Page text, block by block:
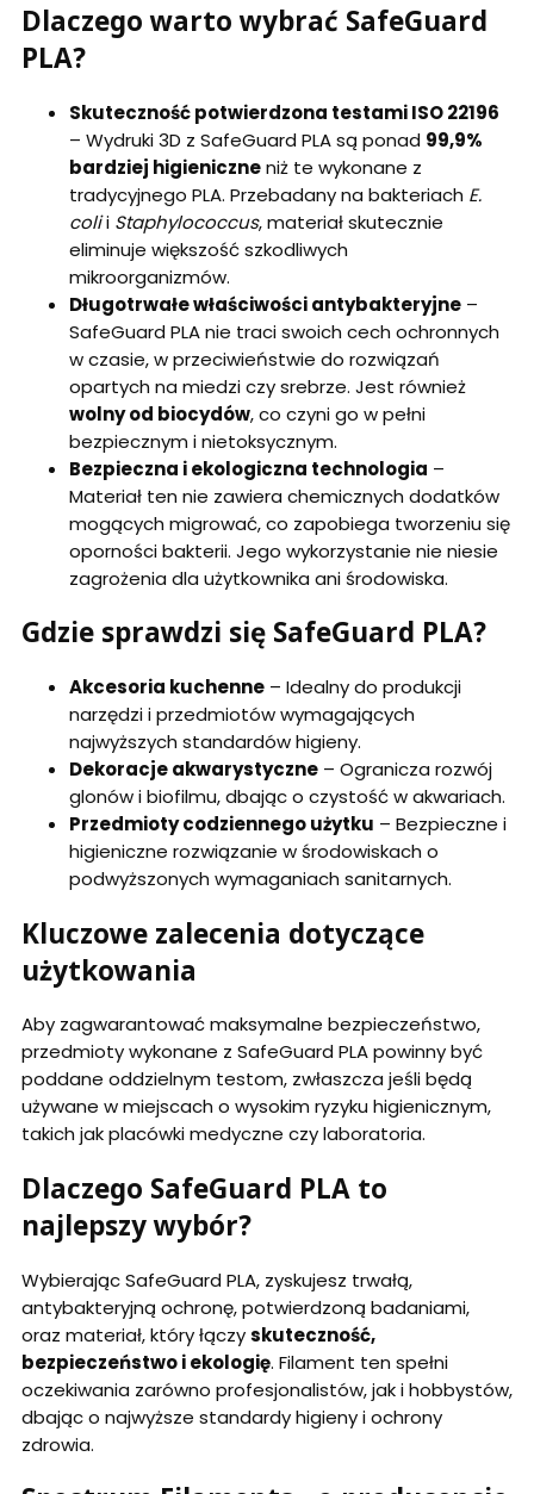
Dlaczego warto wybrać SafeGuard
PLA?
Skuteczność potwierdzona testami ISO 22196
– Wydruki 3D z SafeGuard PLA są ponad 99,9%
bardziej higieniczneniż te wykonane z
tradycyjnego PLA. Przebadany na bakteriach E.
colii Staphylococcus, materiał skutecznie
eliminuje większość szkodliwych
mikroorganizmów.
Długotrwałe właściwości antybakteryjne –
SafeGuard PLA nie traci swoich cech ochronnych
w czasie, w przeciwieństwie do rozwiązań
opartych na miedzi czy srebrze. Jest również
wolny od biocydów, co czyni go w pełni
bezpiecznym i nietoksycznym.
Bezpieczna i ekologiczna technologia –
Materiał ten nie zawiera chemicznych dodatków
mogących migrować, co zapobiega tworzeniu się
oporności bakterii. Jego wykorzystanie nie niesie
zagrożenia dla użytkownika ani środowiska.
Gdzie sprawdzi się SafeGuard PLA?
Akcesoria kuchenne – Idealny do produkcji
narzędzi i przedmiotów wymagających
najwyższych standardów higieny.
Dekoracje akwarystyczne – Ogranicza rozwój
glonów i biofilmu, dbając o czystość w akwariach.
Przedmioty codziennego użytku – Bezpieczne i
higieniczne rozwiązanie w środowiskach o
podwyższonych wymaganiach sanitarnych.
Kluczowe zalecenia dotyczące
użytkowania
Aby zagwarantować maksymalne bezpieczeństwo,
przedmioty wykonane z SafeGuard PLA powinny być
poddane oddzielnym testom, zwłaszcza jeśli będą
używane w miejscach o wysokim ryzyku higienicznym,
takich jak placówki medyczne czy laboratoria.
Dlaczego SafeGuard PLA to
najlepszy wybór?
Wybierając SafeGuard PLA, zyskujesz trwałą,
antybakteryjną ochronę, potwierdzoną badaniami,
oraz materiał, który łączyskuteczność,
bezpieczeństwo i ekologię. Filament ten spełni
oczekiwania zarówno profesjonalistów, jak i hobbystów,
dbając o najwyższe standardy higieny i ochrony
zdrowia.